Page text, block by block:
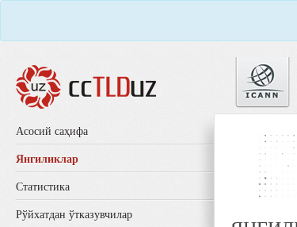
Aсосий саҳифа
Янгиликлар
Статистика
Рўйхатдан ўтказувчилар